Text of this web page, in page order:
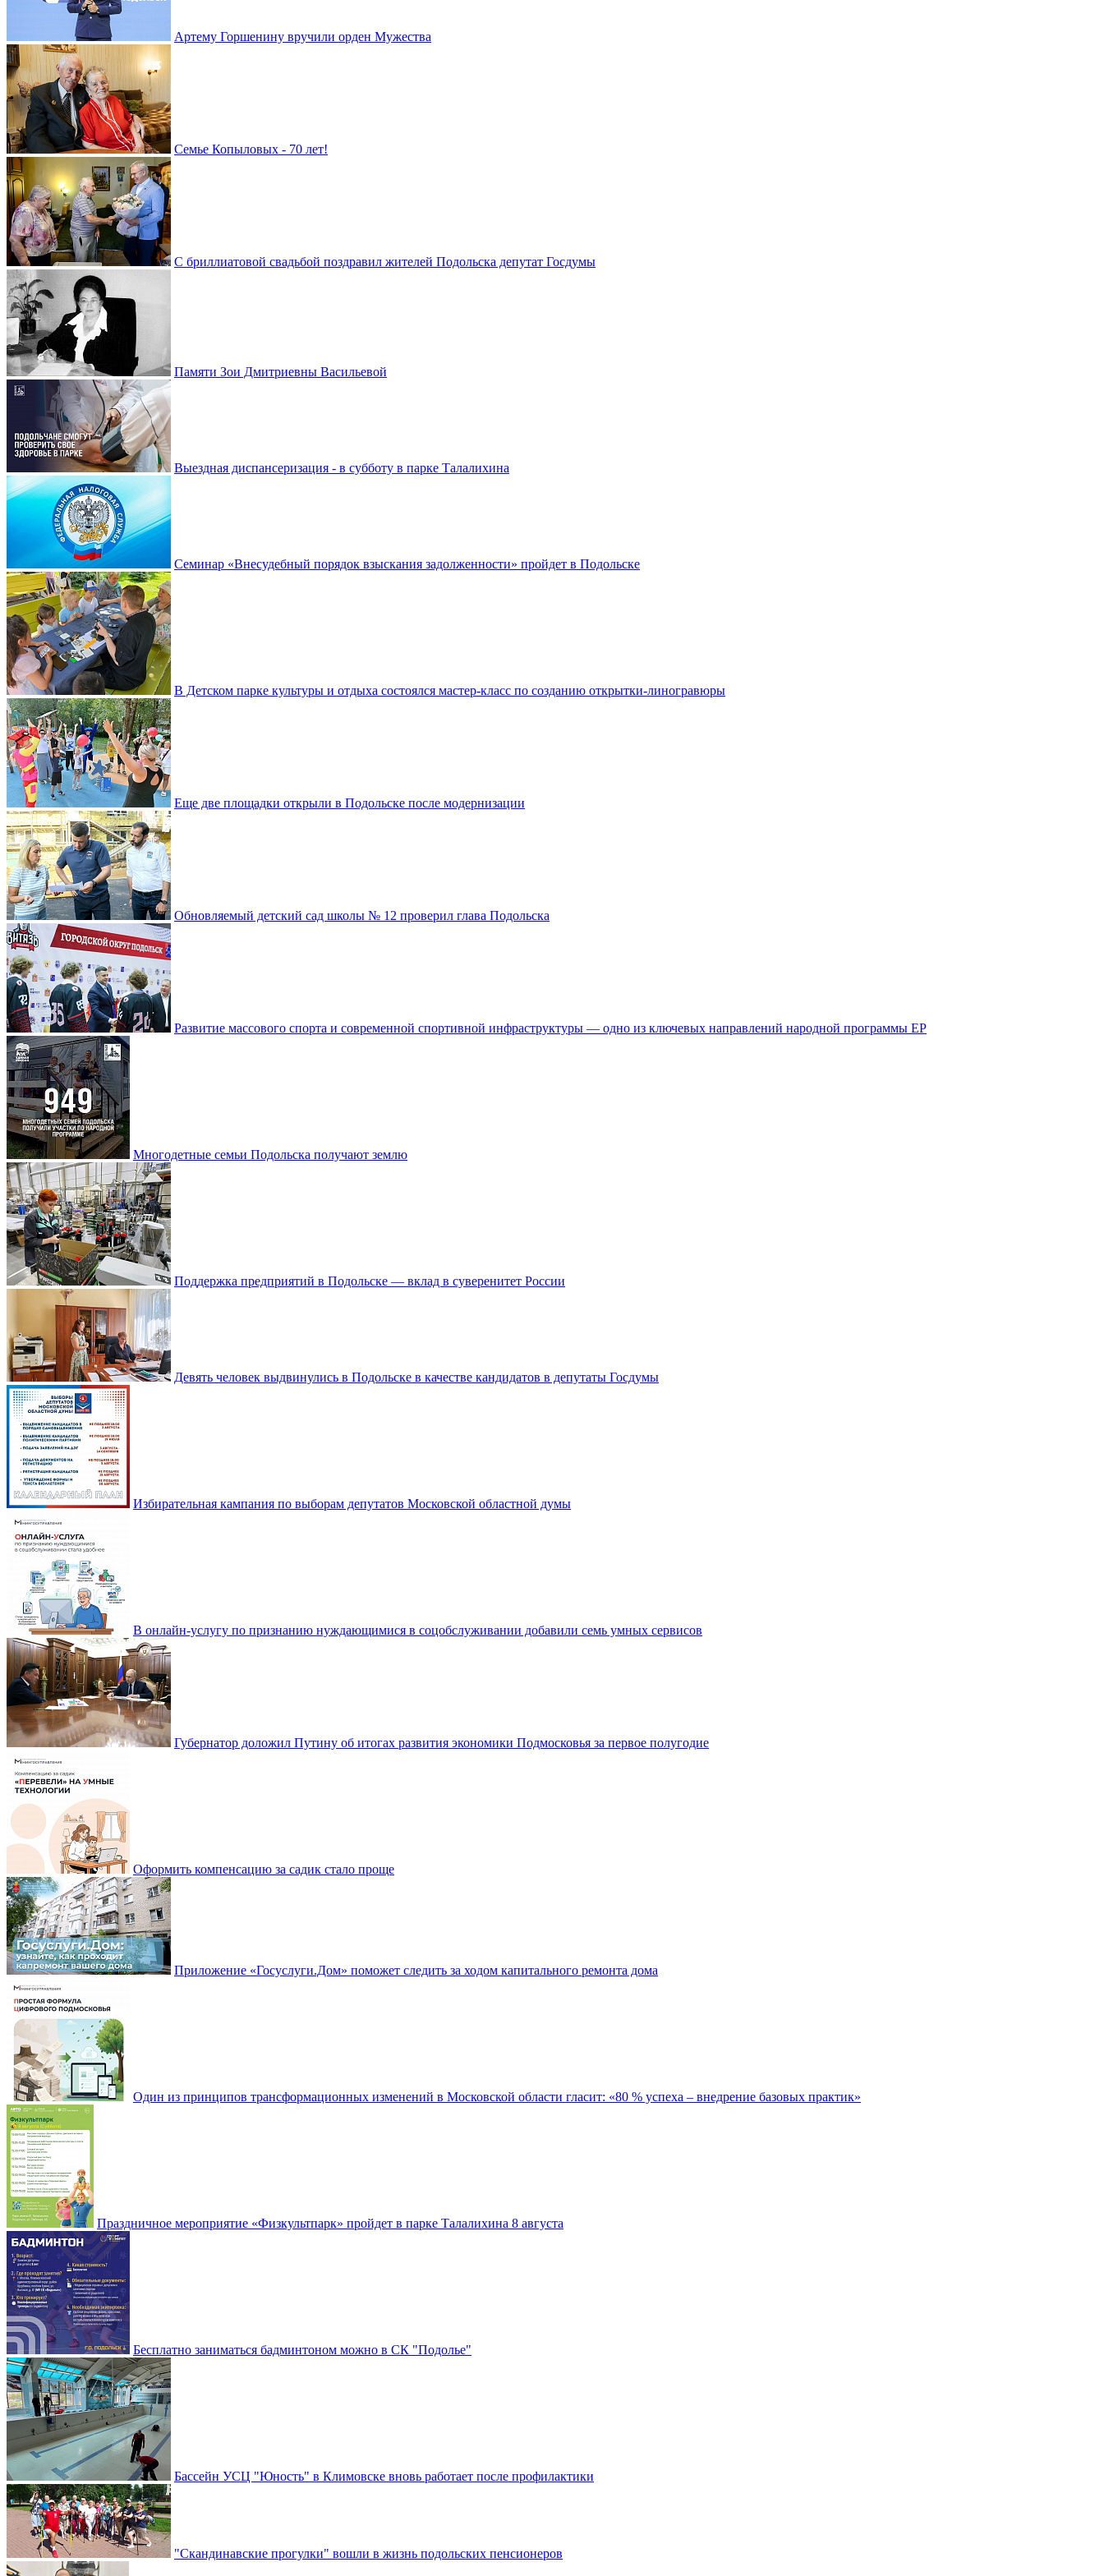
Артему Горшенину вручили орден Мужества
Семье Копыловых - 70 лет!
С бриллиатовой свадьбой поздравил жителей Подольска депутат Госдумы
Памяти Зои Дмитриевны Васильевой
Выездная диспансеризация - в субботу в парке Талалихина
Семинар «Внесудебный порядок взыскания задолженности» пройдет в Подольске
В Детском парке культуры и отдыха состоялся мастер-класс по созданию открытки-линогравюры
Еще две площадки открыли в Подольске после модернизации
Обновляемый детский сад школы № 12 проверил глава Подольска
Развитие массового спорта и современной спортивной инфраструктуры — одно из ключевых направлений народной программы ЕР
Многодетные семьи Подольска получают землю
Поддержка предприятий в Подольске — вклад в суверенитет России
Девять человек выдвинулись в Подольске в качестве кандидатов в депутаты Госдумы
Избирательная кампания по выборам депутатов Московской областной думы
В онлайн-услугу по признанию нуждающимися в соцобслуживании добавили семь умных сервисов
Губернатор доложил Путину об итогах развития экономики Подмосковья за первое полугодие
Оформить компенсацию за садик стало проще
Приложение «Госуслуги.Дом» поможет следить за ходом капитального ремонта дома
Один из принципов трансформационных изменений в Московской области гласит: «80 % успеха – внедрение базовых практик»
Праздничное мероприятие «Физкультпарк» пройдет в парке Талалихина 8 августа
Бесплатно заниматься бадминтоном можно в СК "Подолье"
Бассейн УСЦ "Юность" в Климовске вновь работает после профилактики
"Скандинавские прогулки" вошли в жизнь подольских пенсионеров